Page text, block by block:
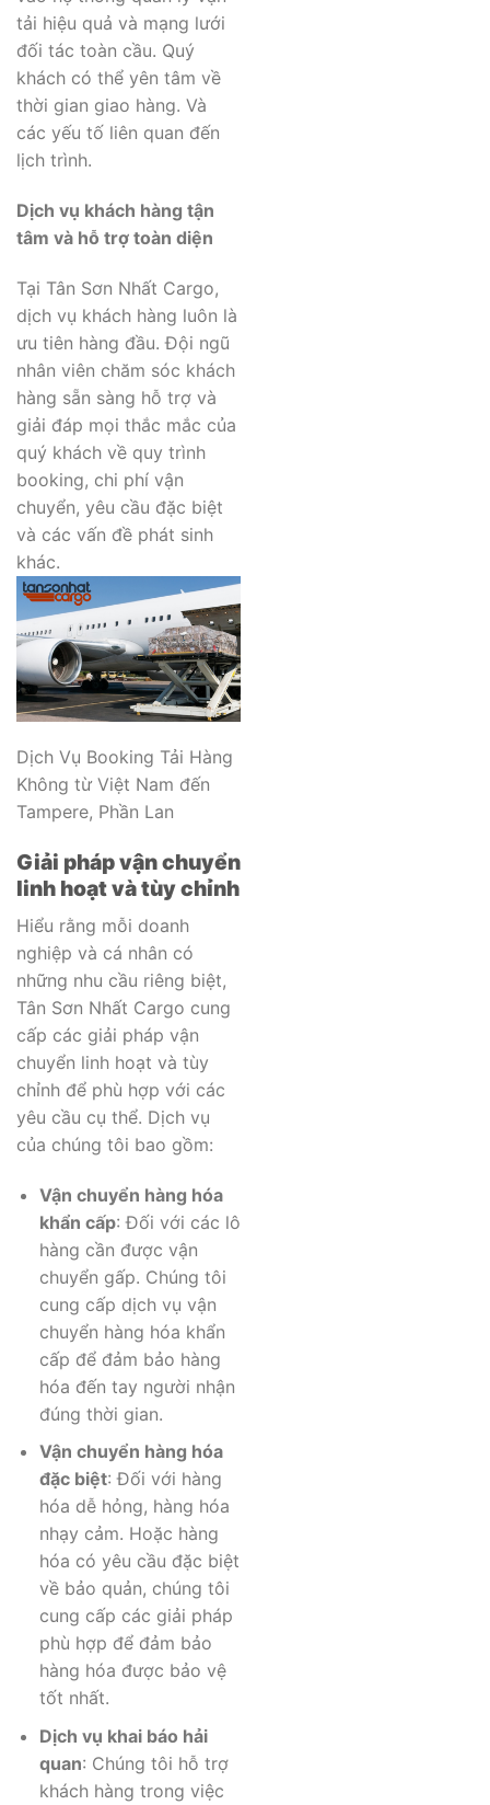
tải hiệu quả và mạng lưới
đối tác toàn cầu. Quý
khách có thể yên tâm về
thời gian giao hàng. Và
các yếu tố liên quan đến
lịch trình.
Dịch vụ khách hàng tận
tâm và hỗ trợ toàn diện
Tại Tân Sơn Nhất Cargo,
dịch vụ khách hàng luôn là
ưu tiên hàng đầu. Đội ngũ
nhân viên chăm sóc khách
hàng sẵn sàng hỗ trợ và
giải đáp mọi thắc mắc của
quý khách về quy trình
booking, chi phí vận
chuyển, yêu cầu đặc biệt
và các vấn đề phát sinh
khác.
Dịch Vụ Booking Tải Hàng
Không từ Việt Nam đến
Tampere, Phần Lan
Giải pháp vận chuyển
linh hoạt và tùy chỉnh
Hiểu rằng mỗi doanh
nghiệp và cá nhân có
những nhu cầu riêng biệt,
Tân Sơn Nhất Cargo cung
cấp các giải pháp vận
chuyển linh hoạt và tùy
chỉnh để phù hợp với các
yêu cầu cụ thể. Dịch vụ
của chúng tôi bao gồm:
Vận chuyển hàng hóa
khẩn cấp: Đối với các lô
hàng cần được vận
chuyển gấp. Chúng tôi
cung cấp dịch vụ vận
chuyển hàng hóa khẩn
cấp để đảm bảo hàng
hóa đến tay người nhận
đúng thời gian.
Vận chuyển hàng hóa
đặc biệt: Đối với hàng
hóa dễ hỏng, hàng hóa
nhạy cảm. Hoặc hàng
hóa có yêu cầu đặc biệt
về bảo quản, chúng tôi
cung cấp các giải pháp
phù hợp để đảm bảo
hàng hóa được bảo vệ
tốt nhất.
Dịch vụ khai báo hải
quan: Chúng tôi hỗ trợ
khách hàng trong việc